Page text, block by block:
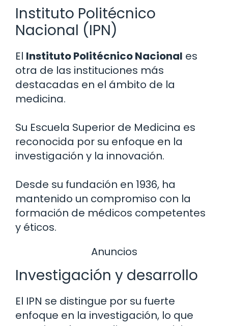
Instituto Politécnico
Nacional (IPN)
El Instituto Politécnico Nacional es
otra de las instituciones más
destacadas en el ámbito de la
medicina.
Su Escuela Superior de Medicina es
reconocida por su enfoque en la
investigación y la innovación.
Desde su fundación en 1936, ha
mantenido un compromiso con la
formación de médicos competentes
y éticos.
Anuncios
Investigación y desarrollo
El IPN se distingue por su fuerte
enfoque en la investigación, lo que